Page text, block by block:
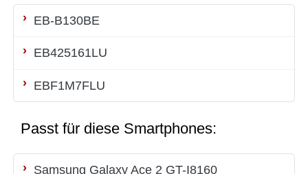
EB-B130BE
EB425161LU
EBF1M7FLU
Passt für diese Smartphones:
Samsung Galaxy Ace 2 GT-I8160